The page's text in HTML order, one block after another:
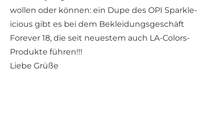
wollen oder können: ein Dupe des OPI Sparkle-
icious gibt es bei dem Bekleidungsgeschäft
Forever 18, die seit neuestem auch LA-Colors-
Produkte führen!!!
Liebe Grüße